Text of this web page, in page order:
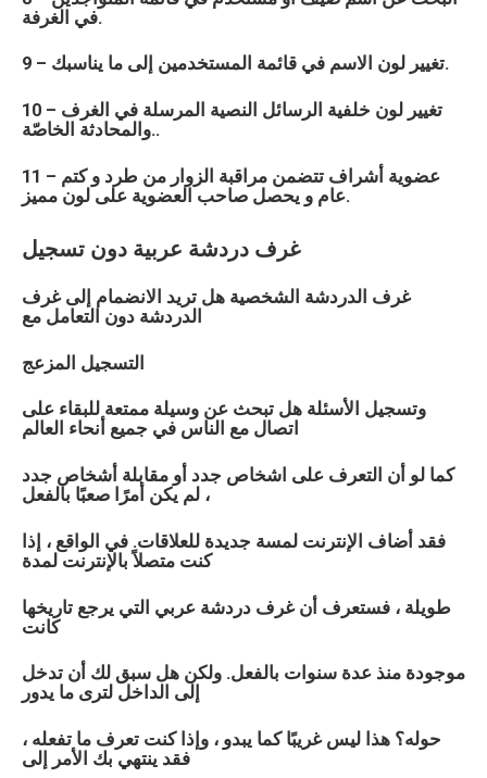
في الغرفة.
9 – تغيير لون الاسم في قائمة المستخدمين إلى ما يناسبك.
10 – تغيير لون خلفية الرسائل النصية المرسلة في الغرف
والمحادثة الخاصّة..
11 – عضوية أشراف تتضمن مراقبة الزوار من طرد و كتم
عام و يحصل صاحب العضوية على لون مميز.
غرف دردشة عربية دون تسجيل
غرف الدردشة الشخصية هل تريد الانضمام إلى غرف
الدردشة دون التعامل مع
التسجيل المزعج
وتسجيل الأسئلة هل تبحث عن وسيلة ممتعة للبقاء على
اتصال مع الناس في جميع أنحاء العالم
كما لو أن التعرف على اشخاص جدد أو مقابلة أشخاص جدد
لم يكن أمرًا صعبًا بالفعل ،
فقد أضاف الإنترنت لمسة جديدة للعلاقات. في الواقع ، إذا
كنت متصلاً بالإنترنت لمدة
طويلة ، فستعرف أن غرف دردشة عربي التي يرجع تاريخها
كانت
موجودة منذ عدة سنوات بالفعل. ولكن هل سبق لك أن تدخل
إلى الداخل لترى ما يدور
حوله؟ هذا ليس غريبًا كما يبدو ، وإذا كنت تعرف ما تفعله ،
فقد ينتهي بك الأمر إلى